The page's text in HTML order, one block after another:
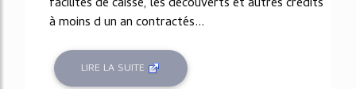
facilités de caisse, les découverts et autres crédits
à moins d un an contractés...
LIRE LA SUITE